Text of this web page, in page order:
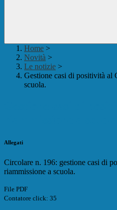
Home >
Novità >
Le notizie >
Gestione casi di positività al
scuola.
Allegati
Circolare n. 196: gestione casi di
riammissione a scuola.
File PDF
Contatore click: 35